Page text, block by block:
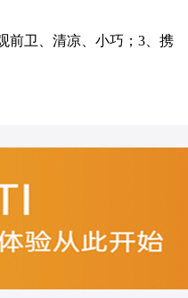
前卫、清凉、小巧；3、携